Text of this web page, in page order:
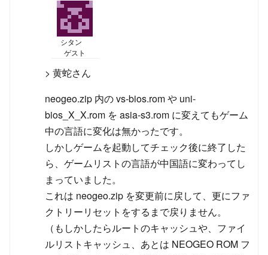
シタン
ゲスト
> 黄蛇さん
neogeo.zip 内の vs-bios.rom や uni-
bios_X_X.rom を asia-s3.rom に変えてもゲーム
中の言語に変化は無かったです。
しかしゲームを起動してチェック後に終了した
ら、ゲームリストの言語が中国語に変わってし
まっていました。
これは neogeo.zip を変更前に戻して、更にファ
クトリーリセットをするまで戻りません。
（もしかしたらルートのキャッシュや、ファイ
ルリストキャッシュ、あとは NEOGEO ROM フ